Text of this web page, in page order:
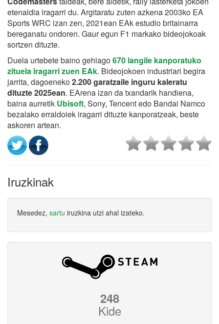
etenaldia iragarri du. Argitaratu zuten azkena 2003ko EA
Sports WRC izan zen, 2021ean EAk estudio britainarra
bereganatu ondoren. Gaur egun F1 markako bideojokoak
sortzen dituzte.
Duela urtebete baino gehiago670 langile kanporatuko
zituela iragarri zuen EAk. Bideojokoen industriari begira
jarrita, dagoeneko2.200 garatzaile inguru kaleratu
dituzte 2025ean. EArena izan da txandarik handiena,
baina aurretik Ubisoft, Sony, Tencent edo Bandai Namco
bezalako erraldoiek iragarri dituzte kanporatzeak, beste
askoren artean.
Iruzkinak
Mesedez, sartu iruzkina utzi ahal izateko.
248
Kide